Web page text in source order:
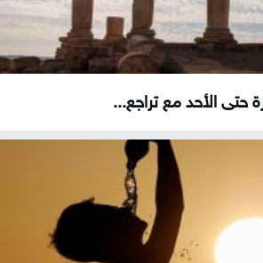
حتى الأحد مع تراجع...